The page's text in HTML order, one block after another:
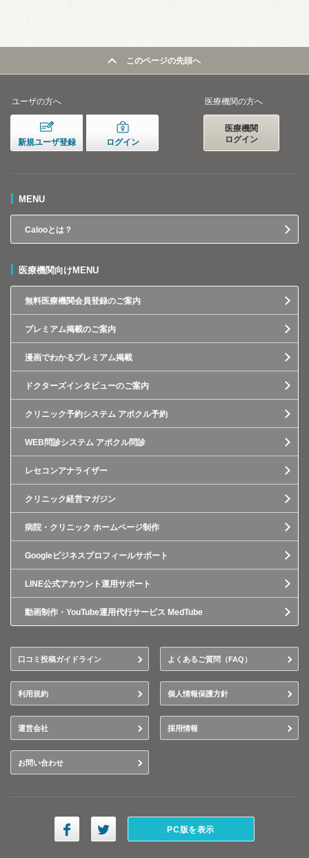
このページの先頭へ
ユーザの方へ
新規ユーザ登録 ログイン
医療機関の方へ
医療機関
ログイン
MENU
Calooとは？
医療機関向けMENU
無料医療機関会員登録のご案内
プレミアム掲載のご案内
漫画でわかるプレミアム掲載
ドクターズインタビューのご案内
クリニック予約システム アポクル予約
WEB問診システム アポクル問診
レセコンアナライザー
クリニック経営マガジン
病院・クリニック ホームページ制作
Googleビジネスプロフィールサポート
LINE公式アカウント運用サポート
動画制作・YouTube運用代行サービス MedTube
口コミ投稿ガイドライン よくあるご質問（FAQ）
利用規約 個人情報保護方針
運営会社 採用情報
お問い合わせ
PC版を表示